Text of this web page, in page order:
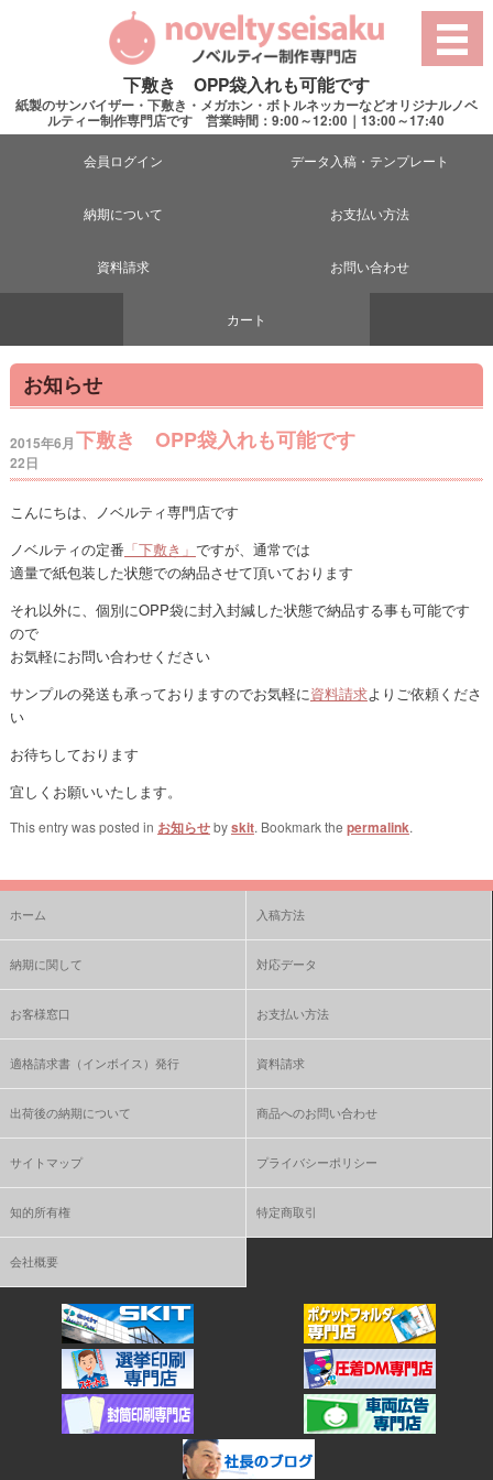
下敷き OPP袋入れも可能です
紙製のサンバイザー・下敷き・メガホン・ボトルネッカーなどオリジナルノベ
ルティー制作専門店です 営業時間：9:00～12:00｜13:00～17:40
会員ログイン データ入稿・テンプレート
納期について お支払い方法
資料請求 お問い合わせ
カート
お知らせ
下敷き OPP袋入れも可能です
2015年6月
22日
こんにちは、ノベルティ専門店です
ノベルティの定番 「下敷き」 ですが、通常では
適量で紙包装した状態での納品させて頂いております
それ以外に、個別にOPP袋に封入封緘した状態で納品する事も可能です
ので
お気軽にお問い合わせください
サンプルの発送も承っておりますのでお気軽に資料請求よりご依頼くださ
い
お待ちしております
宜しくお願いいたします。
This entry was posted in お知らせbyskit. Bookmark the permalink.
ホーム 入稿方法
納期に関して 対応データ
お客様窓口 お支払い方法
適格請求書（インボイス）発行 資料請求
出荷後の納期について 商品へのお問い合わせ
サイトマップ プライバシーポリシー
知的所有権 特定商取引
会社概要